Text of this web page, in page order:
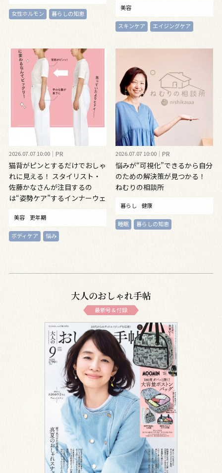
女性ホルモン 暮らしの知恵
美容
スキンケア エイジングケア
2026.07.07 10:00 PR
猫背がピンとするだけでおしゃ
れに見える！ スタイリスト・
佐藤かなさんが注目するの
は“姿勢ケア”するインナーウェ
美容 更年期
ボディケア 悩み
2026.07.07 10:00 PR
悩みが“可視化”できるから自分
のための解決策が見つかる！
ねむりの相談所
暮らし 健康
睡眠 暮らしの知恵
大人のおしゃれ手帖
最新号＆付録